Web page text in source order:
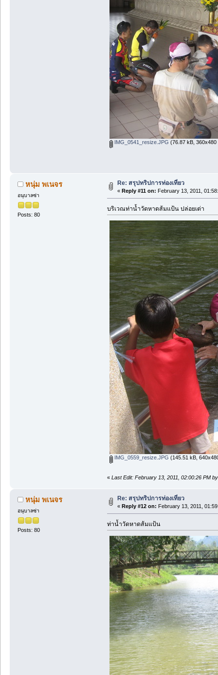
IMG_0541_resize.JPG (76.87 kB,
หนุ่ม พเนจร
อนุบาลซ่า
Posts: 80
Re: สรุปทริปการท่องเที่ยว
« Reply #11 on: February 13, 2011,
บริเวณท่าน้ำวัดหาดส้มแป้น ปล่อยเต่า
IMG_0559_resize.JPG (145.51 kB,
« Last Edit: February 13, 2011, 02:00:26 PM
หนุ่ม พเนจร
อนุบาลซ่า
Posts: 80
Re: สรุปทริปการท่องเที่ยว
« Reply #12 on: February 13, 2011,
ท่าน้ำวัดหาดส้มแป้น